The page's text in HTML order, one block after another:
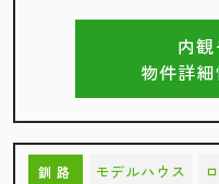
内
物件詳
釧路 モデルハウス